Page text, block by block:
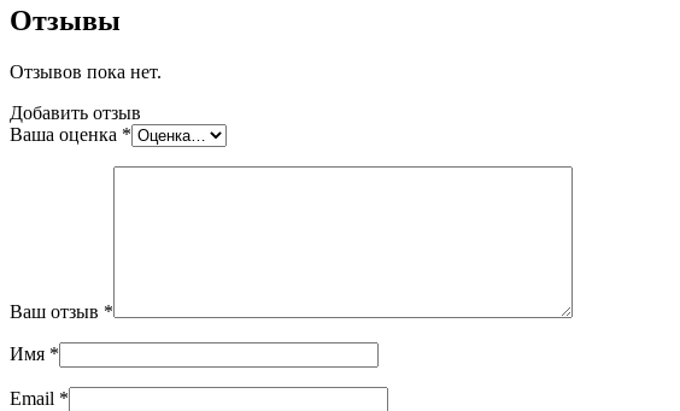
Отзывы
Отзывов пока нет.
Добавить отзыв
Ваша оценка *
Ваш отзыв *
Имя *
Email *